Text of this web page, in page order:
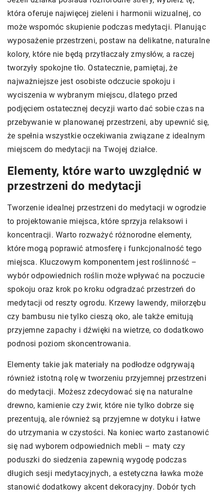
która oferuje najwięcej zieleni i harmonii wizualnej, co
może wspomóc skupienie podczas medytacji. Planując
wyposażenie przestrzeni, postaw na delikatne, naturalne
kolory, które nie będą przytłaczały zmysłów, a raczej
tworzyły spokojne tło. Ostatecznie, pamiętaj, że
najważniejsze jest osobiste odczucie spokoju i
wyciszenia w wybranym miejscu, dlatego przed
podjęciem ostatecznej decyzji warto dać sobie czas na
przebywanie w planowanej przestrzeni, aby upewnić się,
że spełnia wszystkie oczekiwania związane z idealnym
miejscem do medytacji na Twojej działce.
Elementy, które warto uwzględnić w
przestrzeni do medytacji
Tworzenie idealnej przestrzeni do medytacji w ogrodzie
to projektowanie miejsca, które sprzyja relaksowi i
koncentracji. Warto rozważyć różnorodne elementy,
które mogą poprawić atmosferę i funkcjonalność tego
miejsca. Kluczowym komponentem jest roślinność –
wybór odpowiednich roślin może wpływać na poczucie
spokoju oraz krok po kroku odgradzać przestrzeń do
medytacji od reszty ogrodu. Krzewy lawendy, miłorzębu
czy bambusu nie tylko cieszą oko, ale także emitują
przyjemne zapachy i dźwięki na wietrze, co dodatkowo
podnosi poziom skoncentrowania.
Elementy takie jak materiały na podłodze odgrywają
również istotną rolę w tworzeniu przyjemnej przestrzeni
do medytacji. Możesz zdecydować się na naturalne
drewno, kamienie czy żwir, które nie tylko dobrze się
prezentują, ale również są przyjemne w dotyku i łatwe
do utrzymania w czystości. Na koniec warto zastanowić
się nad wyborem odpowiednich mebli – maty czy
poduszki do siedzenia zapewnią wygodę podczas
długich sesji medytacyjnych, a estetyczna ławka może
stanowić dodatkowy akcent dekoracyjny. Dobór tych